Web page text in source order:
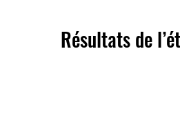
Résultats de